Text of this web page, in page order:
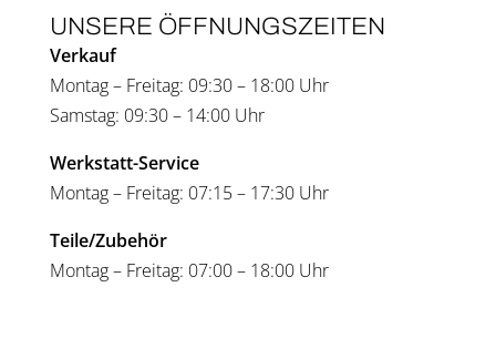
UNSE­RE ÖFF­NUNGS­ZEI­TEN
Ver­kauf
Mon­tag – Frei­tag: 09:30 – 18:00 Uhr
Sams­tag: 09:30 – 14:00 Uhr
Werkstatt-Ser­vice
Mon­tag – Frei­tag: 07:15 – 17:30 Uhr
Teile/Zubehör
Mon­tag – Frei­tag: 07:00 – 18:00 Uhr